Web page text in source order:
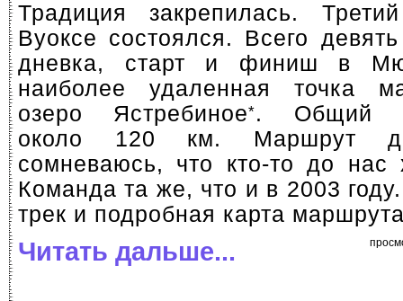
Традиция закрепилась.
Вуоксе состоялся. Всего
дневка, старт и финиш в
наиболее удаленная точка
озеро Ястребиное*. Общий
около 120 км. Маршрут
сомневаюсь, что кто-то до нас
Команда та же, что и в 2003
трек и подробная карта
Читать дальше...